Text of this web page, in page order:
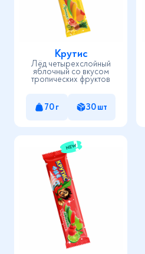
Крутис
Лёд четырехслойный
яблочный со вкусом
тропических фруктов
70 г 30 шт